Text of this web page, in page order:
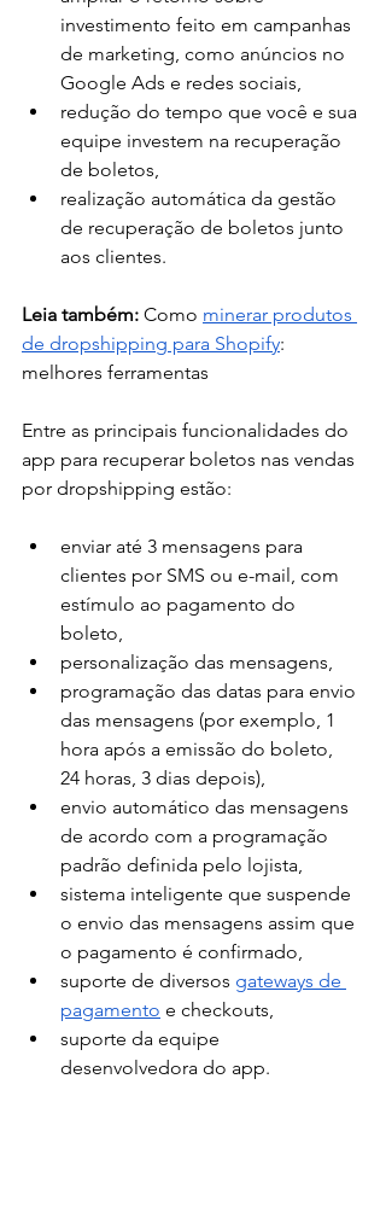
investimento feito em campanhas
de marketing, como anúncios no
Google Ads e redes sociais,
redução do tempo que você e sua
equipe investem na recuperação
de boletos,
realização automática da gestão
de recuperação de boletos junto
aos clientes.
Leia também: Como minerar produtos
de dropshipping para Shopify:
melhores ferramentas
Entre as principais funcionalidades do
app para recuperar boletos nas vendas
por dropshipping estão:
enviar até 3 mensagens para
clientes por SMS ou e-mail, com
estímulo ao pagamento do
boleto,
personalização das mensagens,
programação das datas para envio
das mensagens (por exemplo, 1
hora após a emissão do boleto,
24 horas, 3 dias depois),
envio automático das mensagens
de acordo com a programação
padrão definida pelo lojista,
sistema inteligente que suspende
o envio das mensagens assim que
o pagamento é confirmado,
suporte de diversos gateways de
pagamento e checkouts,
suporte da equipe
desenvolvedora do app.